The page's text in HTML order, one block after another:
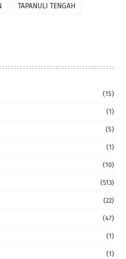
TAPANULI TENGAH
(15)
(1)
(5)
(1)
(10)
(513)
(22)
(47)
(1)
(1)